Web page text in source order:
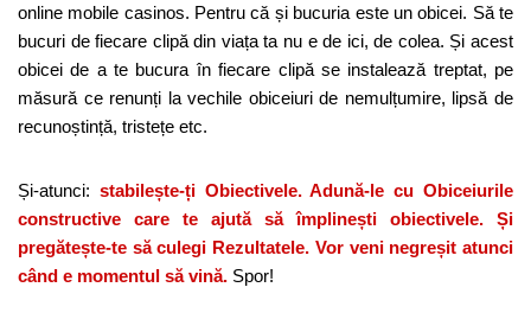
online mobile casinos. Pentru că și bucuria este un obicei. Să te
bucuri de fiecare clipă din viața ta nu e de ici, de colea. Și acest
obicei de a te bucura în fiecare clipă se instalează treptat, pe
măsură ce renunți la vechile obiceiuri de nemulțumire, lipsă de
recunoștință, tristețe etc.
Și-atunci: stabilește-ți Obiectivele. Adună-le cu Obiceiurile
constructive care te ajută să împlinești obiectivele. Și
pregătește-te să culegi Rezultatele. Vor veni negreșit atunci
când e momentul să vină. Spor!